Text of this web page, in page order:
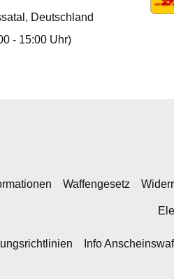
Deutschland
- 15:00 Uhr)
Waffengesetz
Info